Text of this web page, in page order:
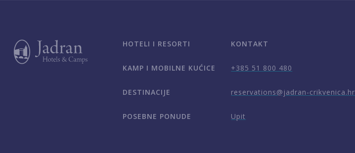
HOTELI I RESORTI
KAMP I MOBILNE KUĆICE
DESTINACIJE
POSEBNE PONUDE
KONTAKT
+385 51 800 480
reservations@jadran-crikvenica.hr
Upit